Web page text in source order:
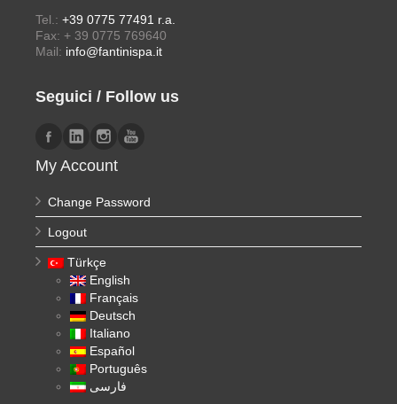
Tel.: +39 0775 77491 r.a.
Fax: + 39 0775 769640
Mail: info@fantinispa.it
Seguici / Follow us
My Account
Change Password
Logout
Türkçe
English
Français
Deutsch
Italiano
Español
Português
فارسی